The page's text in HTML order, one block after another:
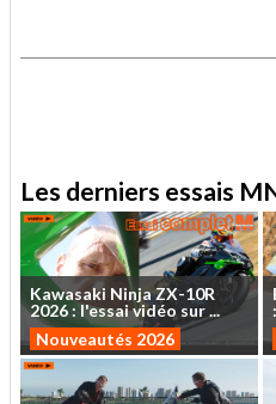
Les derniers essais
Kawasaki NinjaZX-10R
2026: l'essaividéo sur...
Nouveautés 2026
: